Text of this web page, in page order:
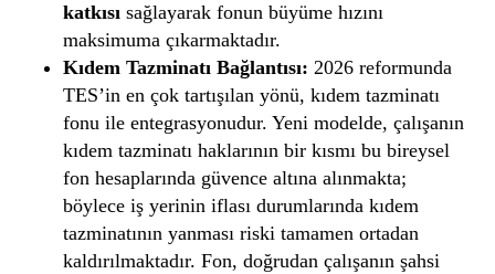
katkısısağlayarak fonun büyüme hızını
maksimuma çıkarmaktadır.
Kıdem Tazminatı Bağlantısı: 2026 reformunda
TES’in en çok tartışılan yönü, kıdem tazminatı
fonu ile entegrasyonudur. Yeni modelde, çalışanın
kıdem tazminatı haklarının bir kısmı bu bireysel
fon hesaplarında güvence altına alınmakta;
böylece iş yerinin iflası durumlarında kıdem
tazminatının yanması riski tamamen ortadan
kaldırılmaktadır. Fon, doğrudan çalışanın şahsi